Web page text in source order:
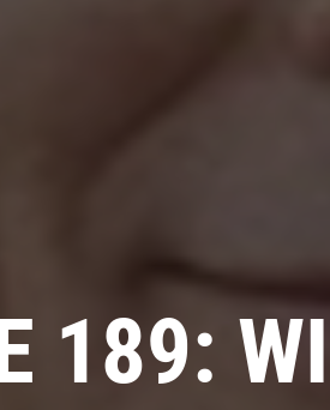
189: